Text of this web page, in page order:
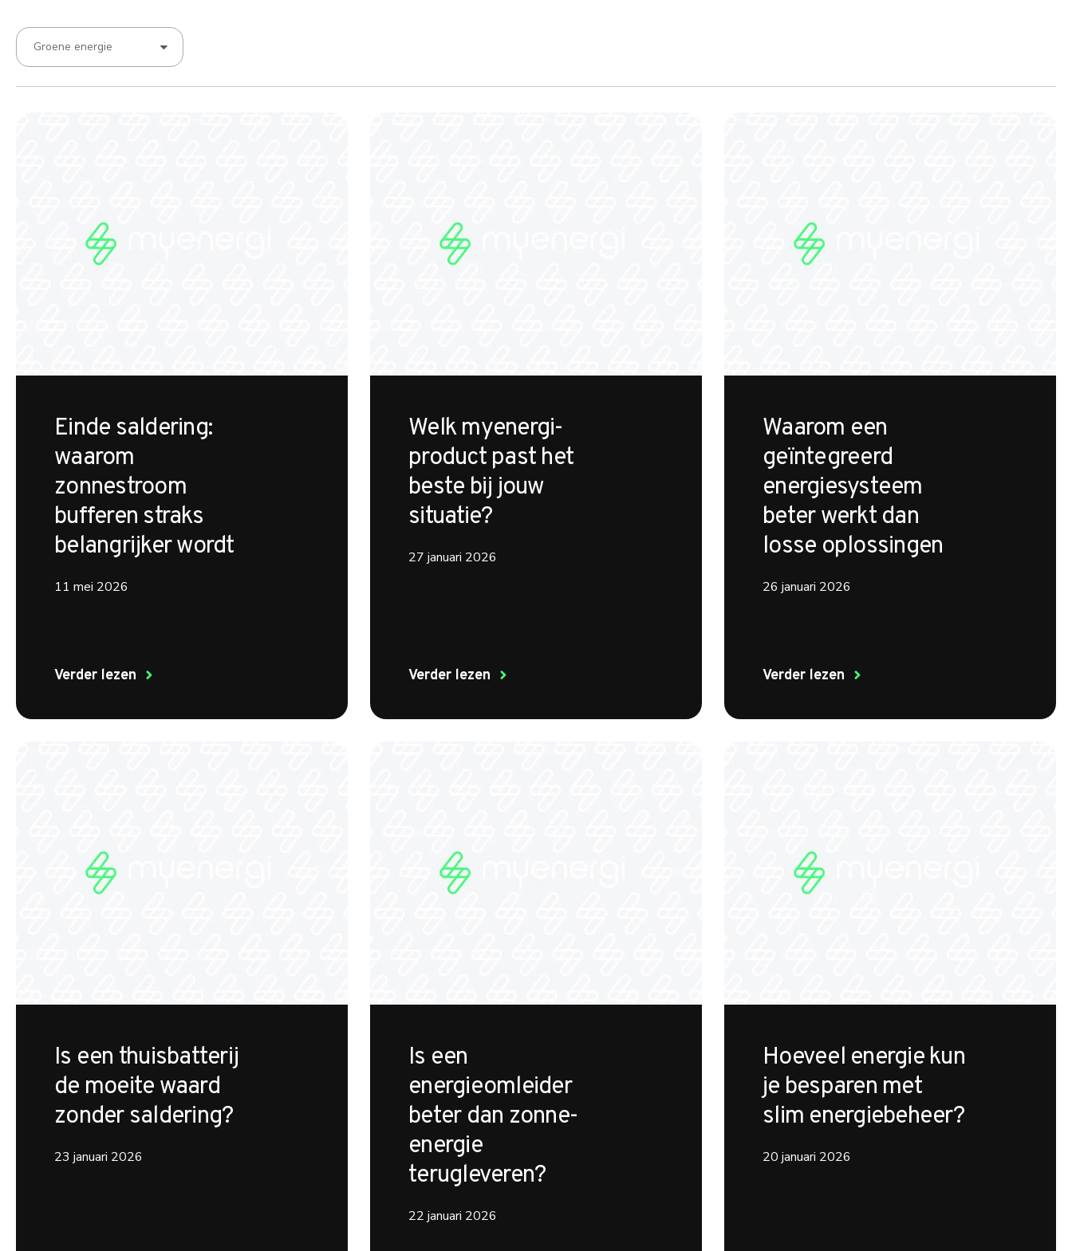
Einde saldering:
waarom
zonnestroom
bufferen straks
belangrijker wordt
11 mei 2026
Verder lezen
Welk myenergi-
product past het
beste bij jouw
situatie?
27 januari 2026
Verder lezen
Waarom een
geïntegreerd
energiesysteem
beter werkt dan
losse oplossingen
26 januari 2026
Verder lezen
Is een thuisbatterij
de moeite waard
zonder saldering?
23 januari 2026
Is een
energieomleider
beter dan zonne-
energie
terugleveren?
22 januari 2026
Hoeveel energie kun
je besparen met
slim energiebeheer?
20 januari 2026